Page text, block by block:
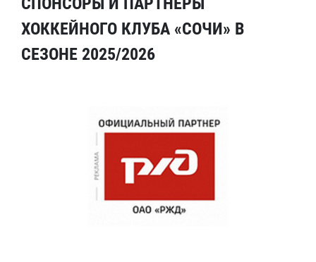
ХОККЕЙНОГО КЛУБА «СОЧИ» В
СЕЗОНЕ 2025/2026